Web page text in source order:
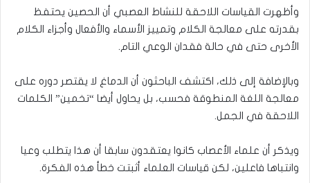
وأظهرت القياسات اللاحقة للنشاط العصبي أن الحصين يحتفظ
بقدرته على معالجة الكلام وتمييز الأسماء والأفعال وأجزاء الكلام
الأخرى حتى في حالة فقدان الوعي التام.
وبالإضافة إلى ذلك، اكتشف الباحثون أن الدماغ لا يقتصر دوره على
معالجة اللغة المنطوقة فحسب، بل يحاول أيضا “تخمين” الكلمات
اللاحقة في الجمل.
ويذكر أن علماء الأعصاب كانوا يعتقدون سابقا أن هذا يتطلب وعيا
وانتباها فاعلين، لكن قياسات العلماء أثبتت خطأ هذه الفكرة.